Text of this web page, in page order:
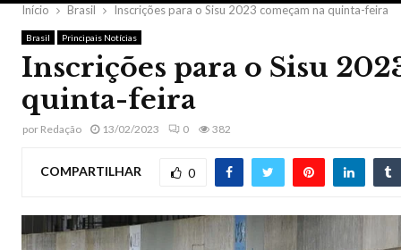
Início Brasil Inscrições para o Sisu 2023 começam na quinta-feira
Brasil Principais Notícias
Inscrições para o Sisu
quinta-feira
por Redação 13/02/2023 0 382
COMPARTILHAR 0